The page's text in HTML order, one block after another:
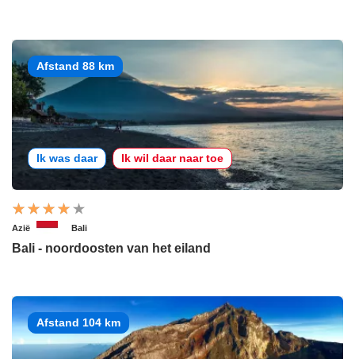
Afstand 88 km
Ik was daar Ik wil daar naar toe
Azië Bali
Bali - noordoosten van het eiland
Afstand 104 km